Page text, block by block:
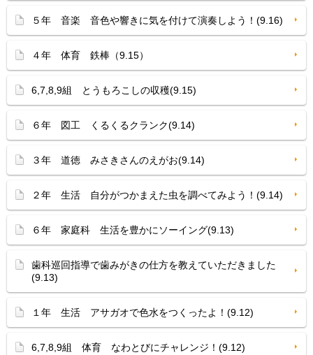
５年 音楽 音色や響きに気を付けて演奏しよう！(9.16)
４年 体育 鉄棒（9.15）
6,7,8,9組 とうもろこしの収穫(9.15)
６年 図工 くるくるクランク(9.14)
３年 道徳 みさきさんのえがお(9.14)
２年 生活 自分がつかまえた虫を調べてみよう！(9.14)
６年 家庭科 生活を豊かにソーイング(9.13)
歯科巡回指導で歯みがきの仕方を教えていただきました
(9.13)
１年 生活 アサガオで色水をつくったよ！(9.12)
6,7,8,9組 体育 なわとびにチャレンジ！(9.12)